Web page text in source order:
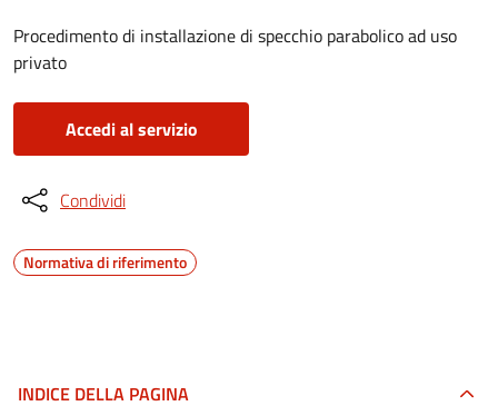
Procedimento di installazione di specchio parabolico ad uso
privato
Accedi al servizio
Condividi
Normativa di riferimento
INDICE DELLA PAGINA